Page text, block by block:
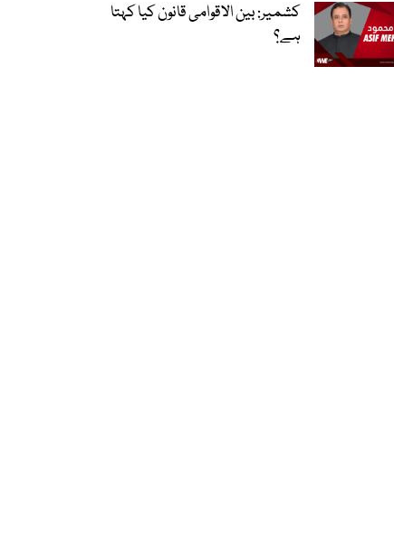
کشمیر: بین الاقوامی قانون کیا کہتا
ہے؟